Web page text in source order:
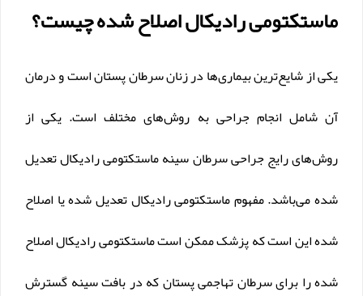
ماستکتومی رادیکال اصلاح شده چیست؟
یکی از شایع‌ترین بیماری‌ها در زنان سرطان پستان است و درمان
آن شامل انجام جراحی به روش‌های مختلف است. یکی از
روش‌های رایج جراحی سرطان سینه ماستکتومی رادیکال تعدیل
شده می‌باشد. مفهوم ماستکتومی رادیکال تعدیل شده یا اصلاح
شده این است که پزشک ممکن است ماستکتومی رادیکال اصلاح
شده را برای سرطان تهاجمی پستان که در بافت سینه گسترش